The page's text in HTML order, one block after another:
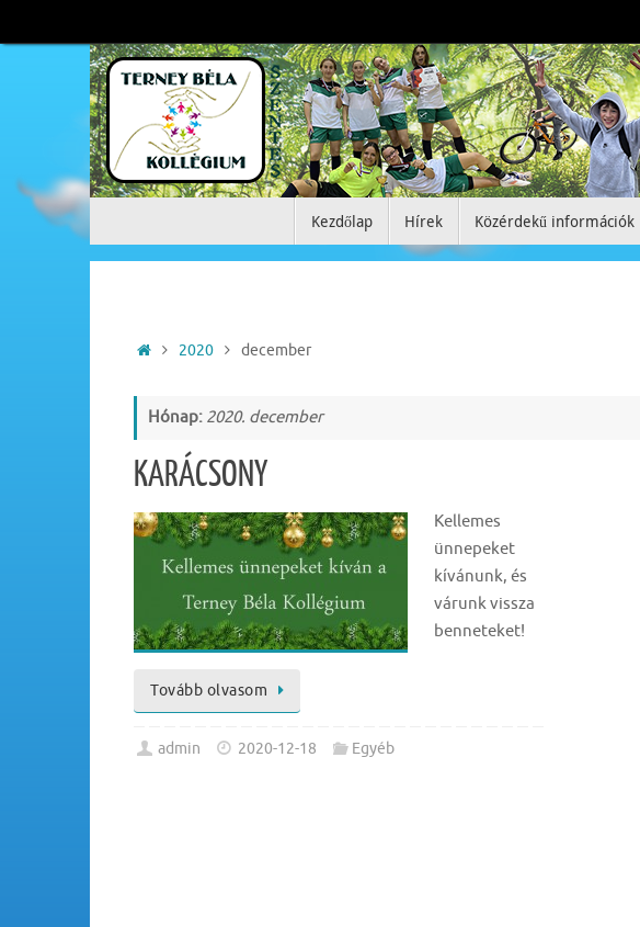
a
Tovább
a
Kezdőlap Hírek Közérdekű információk
Home2020 december
Hónap: 2020. december
KARÁCSONY
Kellemes
ünnepeket
kívánunk, és
várunk vissza
benneteket!
Tovább olvasom
admin 2020-12-18 Egyéb